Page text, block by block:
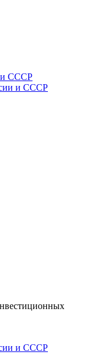
и СССР
и СССР
и СССР